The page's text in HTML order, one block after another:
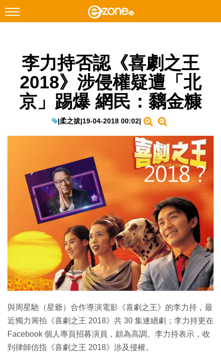
Facebook Instagram
科技焦點
網絡生活
教學評測
IT Times
生成式AI與雲端應用
Enterprise Digital Transformation
特集
李力持否認《喜劇之王
2018》涉侵權疑遭「北
京」踢爆 網民：黐金糠
|柔之拔|19-04-2018 00:02|
與周星馳（星爺）合作導演電影《喜劇之王》的李力持，最
近獨力籌拍《喜劇之王 2018》共 30 集連續劇；李力持更在
Facebook 個人專頁招募演員，頗為高調。李力持表示，收
到律師信指《喜劇之王 2018》涉及侵權。